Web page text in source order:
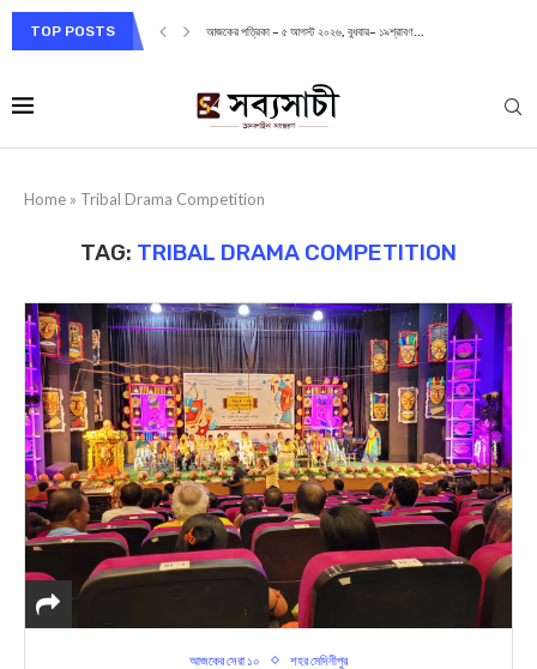
TOP POSTS আজকের পত্রিকা – ৫ আগস্ট ২০২৬, বুধবার– ১৯শ্রাবণ...
Home » Tribal Drama Competition
TAG: TRIBAL DRAMA COMPETITION
আজকের সেরা ১০ শহর মেদিনীপুর